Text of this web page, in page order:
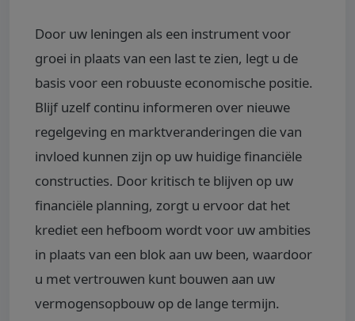
Door uw leningen als een instrument voor
groei in plaats van een last te zien, legt u de
basis voor een robuuste economische positie.
Blijf uzelf continu informeren over nieuwe
regelgeving en marktveranderingen die van
invloed kunnen zijn op uw huidige financiële
constructies. Door kritisch te blijven op uw
financiële planning, zorgt u ervoor dat het
krediet een hefboom wordt voor uw ambities
in plaats van een blok aan uw been, waardoor
u met vertrouwen kunt bouwen aan uw
vermogensopbouw op de lange termijn.